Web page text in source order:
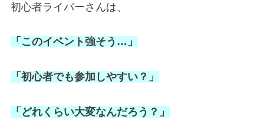
初心者ライバーさんは、
「このイベント強そう…」
「初心者でも参加しやすい？」
「どれくらい大変なんだろう？」